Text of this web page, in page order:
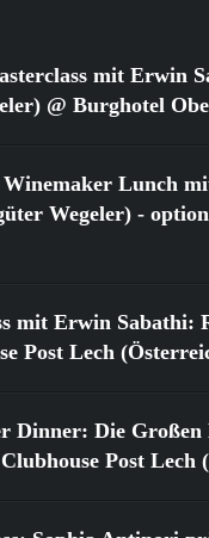
mit Erwin
@ Burghotel
Winemaker Lunch
Wegeler) -
mit Erwin Sabathi:
Post Lech
Dinner: Die Großen
Post Lech